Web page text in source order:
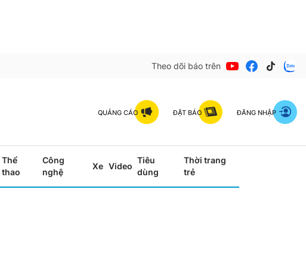
Theo dõi báo trên
QUẢNG CÁO ĐẶT BÁO ĐĂNG NHẬP
Thể
thao
Công
nghệ
Xe Video
Tiêu
dùng
Thời trang
trẻ